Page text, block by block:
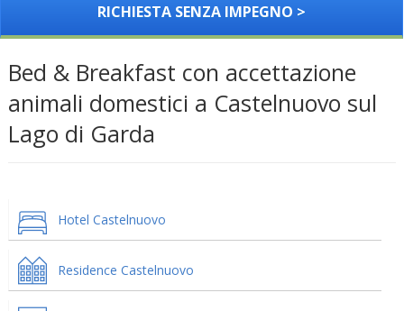
RICHIESTA SENZA IMPEGNO >
Bed & Breakfast con accettazione
animali domestici a Castelnuovo sul
Lago di Garda
Hotel Castelnuovo
Residence Castelnuovo